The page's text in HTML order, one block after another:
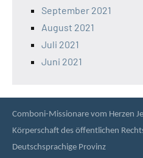
September 2021
August 2021
Juli 2021
Juni 2021
Comboni-Missionare vom Herzen
Körperschaft des öffentlichen
Deutschsprachige Provinz